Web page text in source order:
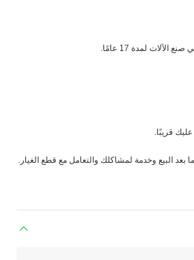
قريبًا.
بعد البيع وخدمة لمشاكلك والتعامل مع قطع الغيار.